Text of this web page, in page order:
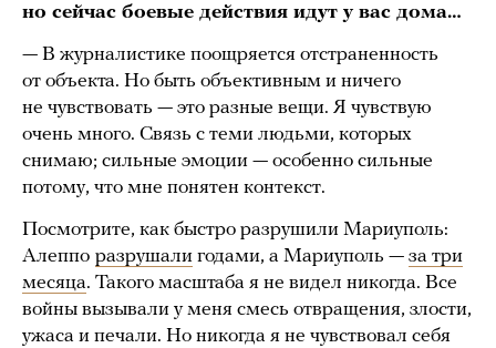
но сейчас боевые действия идут у вас дома…
— В журналистике поощряется отстраненность
от объекта. Но быть объективным и ничего
не чувствовать — это разные вещи. Я чувствую
очень много. Связь с теми людьми, которых
снимаю; сильные эмоции — особенно сильные
потому, что мне понятен контекст.
Посмотрите, как быстро разрушили Мариуполь:
Алеппо разрушали годами, а Мариуполь — за три
месяца. Такого масштаба я не видел никогда. Все
войны вызывали у меня смесь отвращения, злости,
ужаса и печали. Но никогда я не чувствовал себя